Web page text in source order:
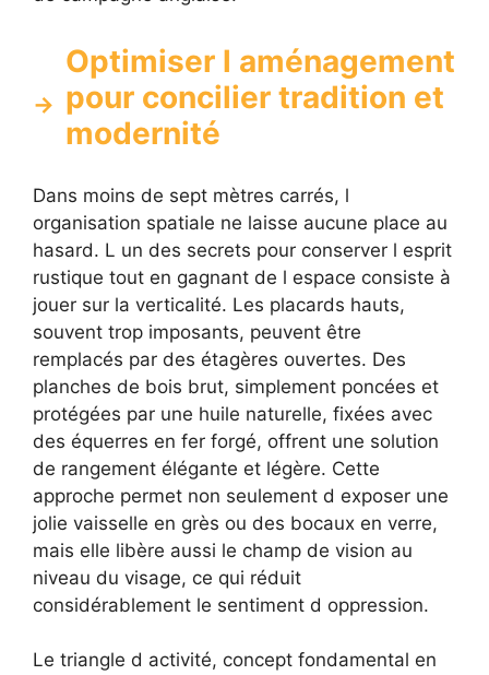
Optimiser l aménagement
pour concilier tradition et
modernité
Dans moins de sept mètres carrés, l
organisation spatiale ne laisse aucune place au
hasard. L un des secrets pour conserver l esprit
rustique tout en gagnant de l espace consiste à
jouer sur la verticalité. Les placards hauts,
souvent trop imposants, peuvent être
remplacés par des étagères ouvertes. Des
planches de bois brut, simplement poncées et
protégées par une huile naturelle, fixées avec
des équerres en fer forgé, offrent une solution
de rangement élégante et légère. Cette
approche permet non seulement d exposer une
jolie vaisselle en grès ou des bocaux en verre,
mais elle libère aussi le champ de vision au
niveau du visage, ce qui réduit
considérablement le sentiment d oppression.
Le triangle d activité, concept fondamental en